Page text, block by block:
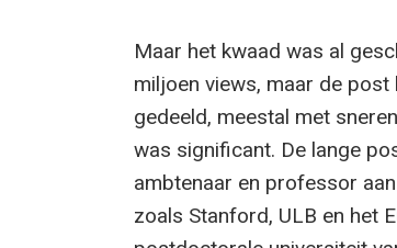
Maar het kwaad was al
miljoen views, maar de
gedeeld, meestal met
was significant. De lange
ambtenaar en professor
zoals Stanford, ULB en het